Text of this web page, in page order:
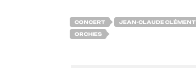
CONCERT JEAN-CLAUDE CLÉMENT
ORCHIES